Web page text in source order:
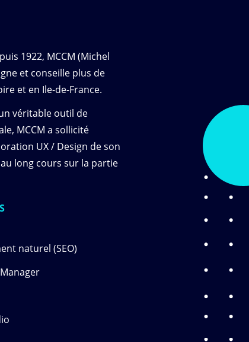
1922, MCCM (Michel
et conseille plus de
et en Ile-de-France.
véritable outil de
MCCM a sollicité
UX / Design de son
long cours sur la partie
naturel (SEO)